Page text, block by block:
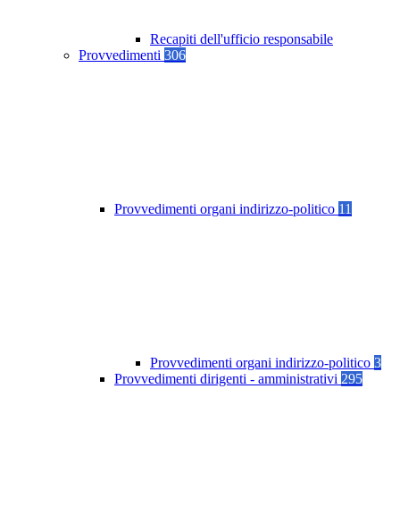
Recapiti dell'ufficio responsabile
Provvedimenti 306
Provvedimenti organi indirizzo-politico 11
Provvedimenti organi indirizzo-politico 3
Provvedimenti dirigenti - amministrativi 295